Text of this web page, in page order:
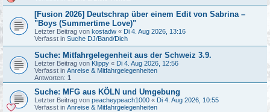
[Fusion 2026] Deutschrap über einem Edit von Sabrina –
"Boys (Summertime Love)"
Letzter Beitrag von kostadw « Di 4. Aug 2026, 13:16
Verfasst in Suche DJ/Band/Dich
Suche: Mitfahrgelegenheit aus der Schweiz 3.9.
Letzter Beitrag von Klippy « Di 4. Aug 2026, 12:56
Verfasst in Anreise & Mitfahrgelegenheiten
Antworten: 1
Suche: MFG aus KÖLN und Umgebung
Letzter Beitrag von peacheypeach1000 « Di 4. Aug 2026, 10:55
Verfasst in Anreise & Mitfahrgelegenheiten